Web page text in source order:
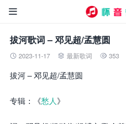

拔河歌词 – 邓见超/孟慧圆
 2023-11-17  最新歌词  353
拔河 – 邓见超/孟慧圆
专辑：《愁人》